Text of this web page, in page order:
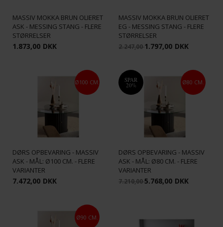
MASSIV MOKKA BRUN OLIERET
ASK - MESSING STANG - FLERE
STØRRELSER
1.873,00 DKK
MASSIV MOKKA BRUN OLIERET
EG - MESSING STANG - FLERE
STØRRELSER
2.247,001.797,00 DKK
Ø100 CM.
DØRS OPBEVARING - MASSIV
ASK - MÅL: Ø100 CM. - FLERE
VARIANTER
7.472,00 DKK
SPAR
20% Ø80 CM.
DØRS OPBEVARING - MASSIV
ASK - MÅL: Ø80 CM. - FLERE
VARIANTER
7.210,005.768,00 DKK
Ø90 CM.